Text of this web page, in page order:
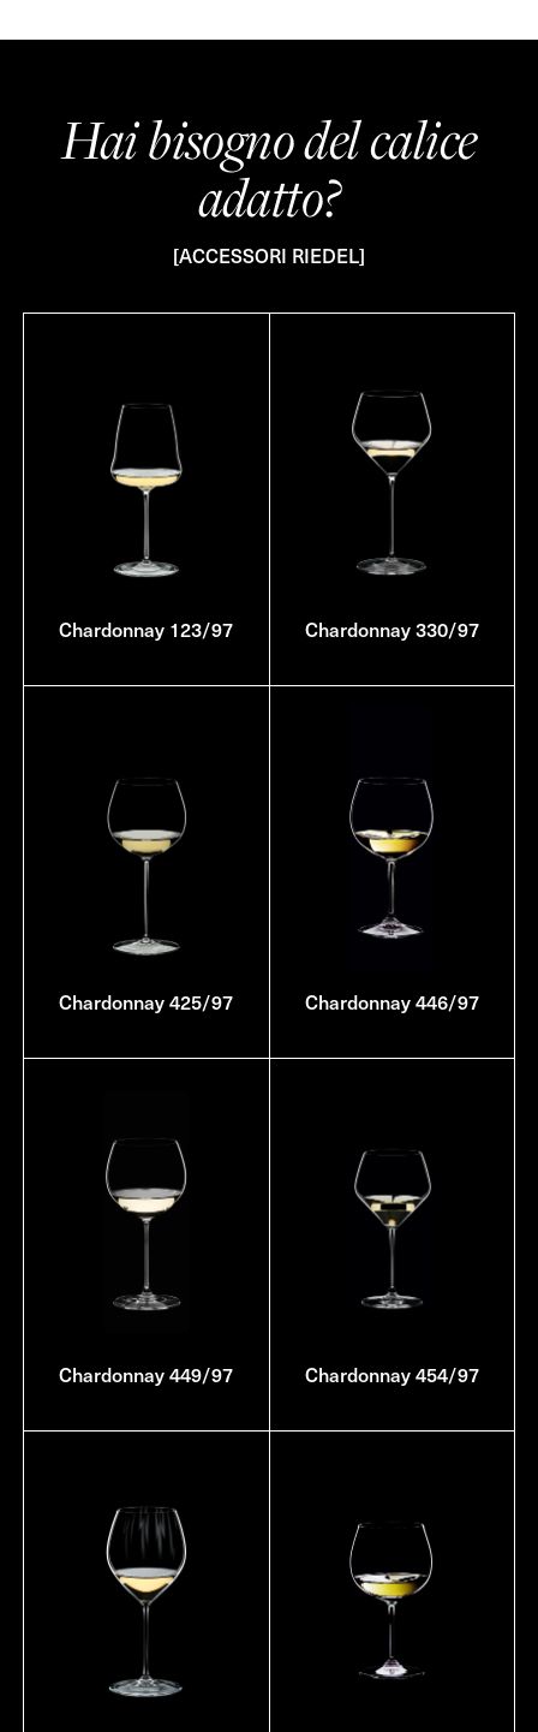
Hai bisogno del calice
adatto?
[ACCESSORI RIEDEL]
Chardonnay 123/97 Chardonnay 330/97
Chardonnay 425/97 Chardonnay 446/97
Chardonnay 449/97 Chardonnay 454/97